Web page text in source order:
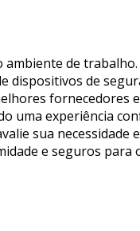
de
dispositivos de
fornecedores
uma experiência
sua necessidade
e seguros para